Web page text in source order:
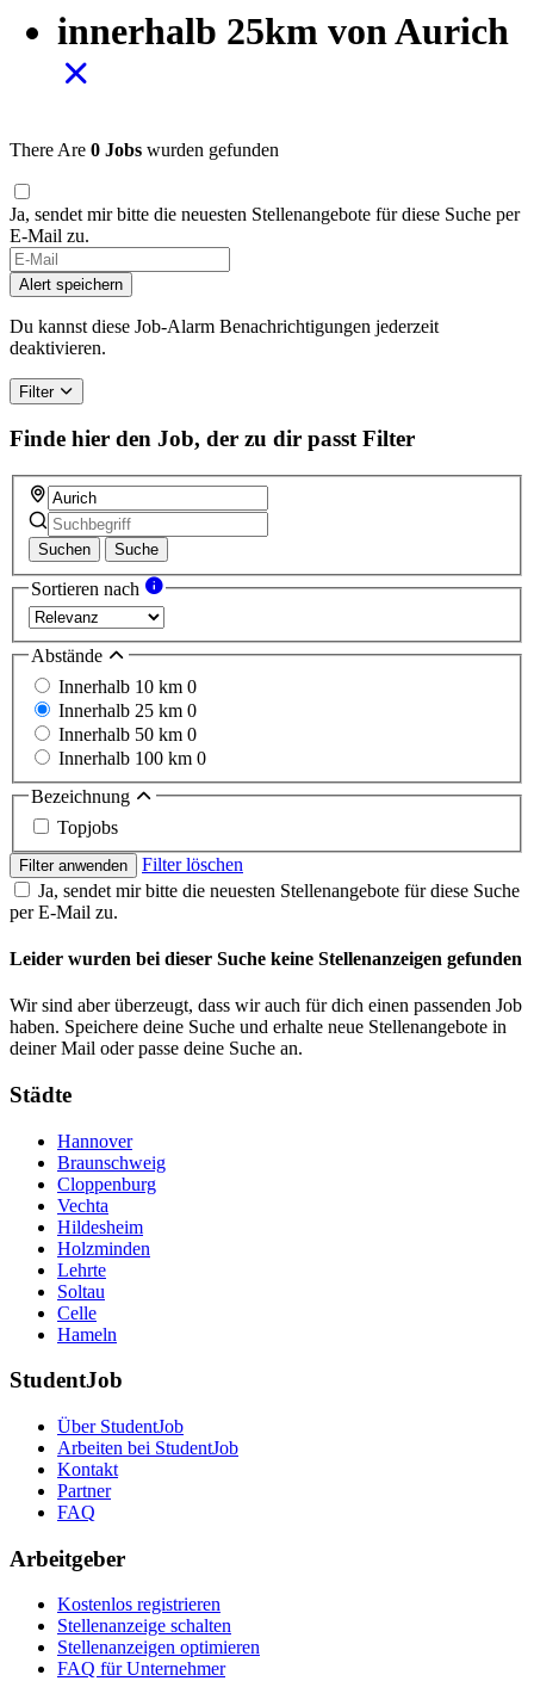
innerhalb 25km von Aurich
There Are 0 Jobs wurden gefunden
Ja, sendet mir bitte die neuesten Stellenangebote für diese Suche per
E-Mail zu.
If
you
are
a
human,
this
field
Alert speichern
Du kannst diese Job-Alarm Benachrichtigungen jederzeit
deaktivieren.
Filter
Finde hier den Job, der zu dir passt Filter
Suchen Suche
Sortieren nach
Abstände
Innerhalb 10 km 0
Innerhalb 25 km 0
Innerhalb 50 km 0
Innerhalb 100 km 0
Bezeichnung
Topjobs
Filter anwenden
Filter löschen
Ja, sendet mir bitte die neuesten Stellenangebote für diese Suche
per E-Mail zu.
Leider wurden bei dieser Suche keine Stellenanzeigen gefunden
Wir sind aber überzeugt, dass wir auch für dich einen passenden Job
haben. Speichere deine Suche und erhalte neue Stellenangebote in
deiner Mail oder passe deine Suche an.
Städte
Hannover
Braunschweig
Cloppenburg
Vechta
Hildesheim
Holzminden
Lehrte
Soltau
Celle
Hameln
StudentJob
Über StudentJob
Arbeiten bei StudentJob
Kontakt
Partner
FAQ
Arbeitgeber
Kostenlos registrieren
Stellenanzeige schalten
Stellenanzeigen optimieren
FAQ für Unternehmer